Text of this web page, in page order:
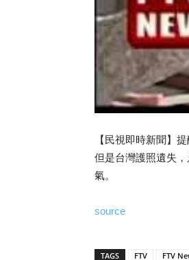
【民視即時新聞】
但是台灣護照遺失
氣。
source
TAGS FTV FTV